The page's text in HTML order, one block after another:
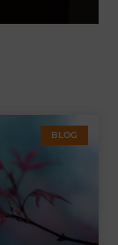
BLOG